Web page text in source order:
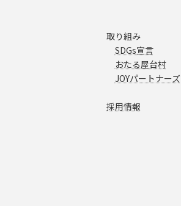
取り組み
SDGs宣言
おたる屋台村
JOYパートナーズ
採用情報